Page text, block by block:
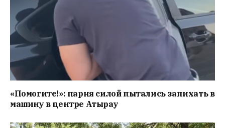
«Помогите!»: парня силой пытались запихать в
машину в центре Атырау